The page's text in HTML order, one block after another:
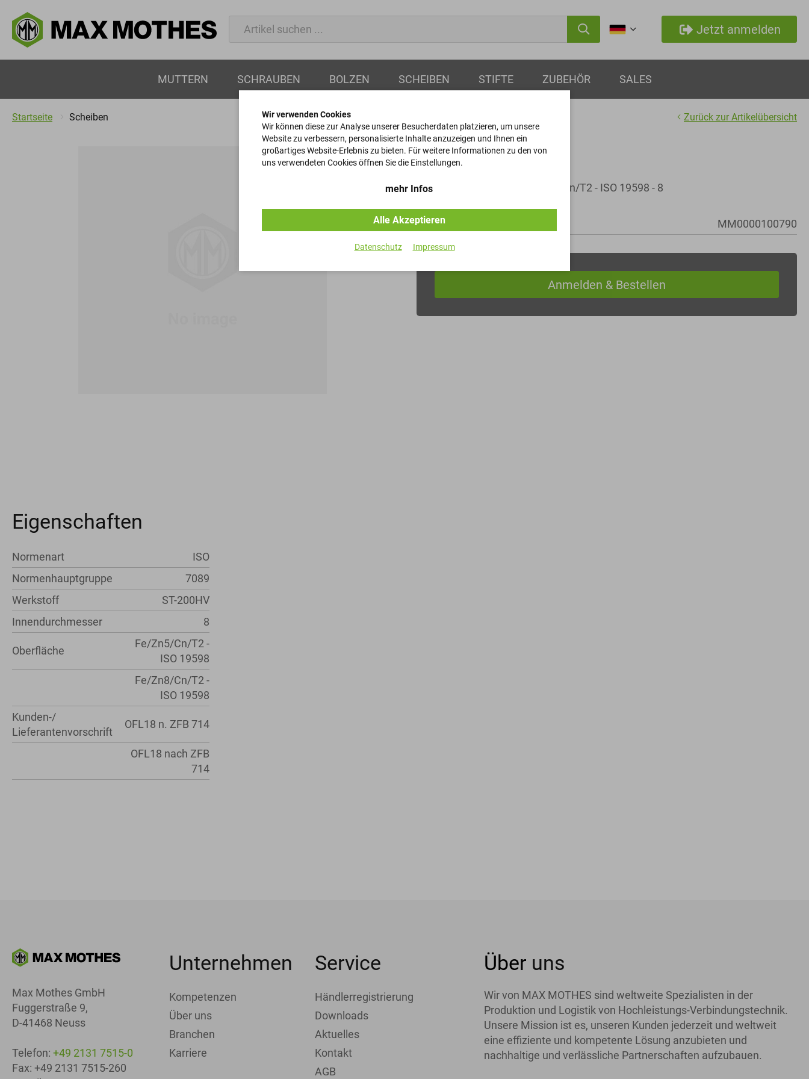
Jetzt anmelden
MUTTERN SCHRAUBEN BOLZEN SCHEIBEN STIFTE ZUBEHÖR SALES
Startseite Scheiben Zurück zur Artikelübersicht
Scheiben
ISO 7089 - ST-200HV - Fe/Zn8/Cn/T2 - ISO 19598 - 8
Artikel-Nr. MM0000100790
Eigenschaften
Normenart
ISO
Normenhauptgruppe
7089
Werkstoff
ST-200HV
Innendurchmesser
8
Oberfläche
Fe/Zn5/Cn/T2 -
ISO 19598
Fe/Zn8/Cn/T2 -
ISO 19598
Kunden-/
Lieferantenvorschrift
OFL18 n. ZFB 714
OFL18 nach ZFB
714
Max Mothes GmbH
Fuggerstraße 9,
D-41468 Neuss
Telefon: +49 2131 7515-0
Fax: +49 2131 7515-260
Unternehmen
Kompetenzen
Über uns
Branchen
Karriere
Service
Händlerregistrierung
Downloads
Aktuelles
Kontakt
AGB
Über uns
Wir von MAX MOTHES sind weltweite Spezialisten in der
Produktion und Logistik von Hochleistungs-Verbindungstechnik.
Unsere Mission ist es, unseren Kunden jederzeit und weltweit
eine effiziente und kompetente Lösung anzubieten und
nachhaltige und verlässliche Partnerschaften aufzubauen.
Wir verwenden Cookies
Wir können diese zur Analyse unserer Besucherdaten platzieren, um unsere
Website zu verbessern, personalisierte Inhalte anzuzeigen und Ihnen ein
großartiges Website-Erlebnis zu bieten. Für weitere Informationen zu den von
uns verwendeten Cookies öffnen Sie die Einstellungen.
mehr Infos
Alle Akzeptieren
Datenschutz Impressum